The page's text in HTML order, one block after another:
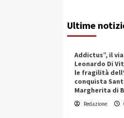
Ultime
Addictus”, il
Leonardo Di
le fragilità
conquista
Margherita di
Redazione